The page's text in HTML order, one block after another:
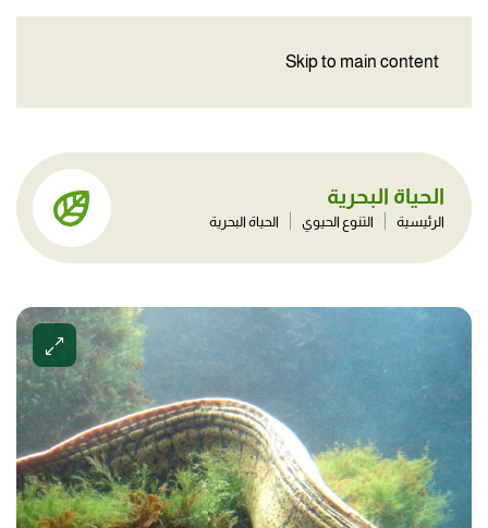
Skip to main content
الحياة البحرية
الرئيسية التنوع الحيوي الحياة البحرية